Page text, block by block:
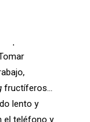
fructíferos…
lento y
el teléfono y